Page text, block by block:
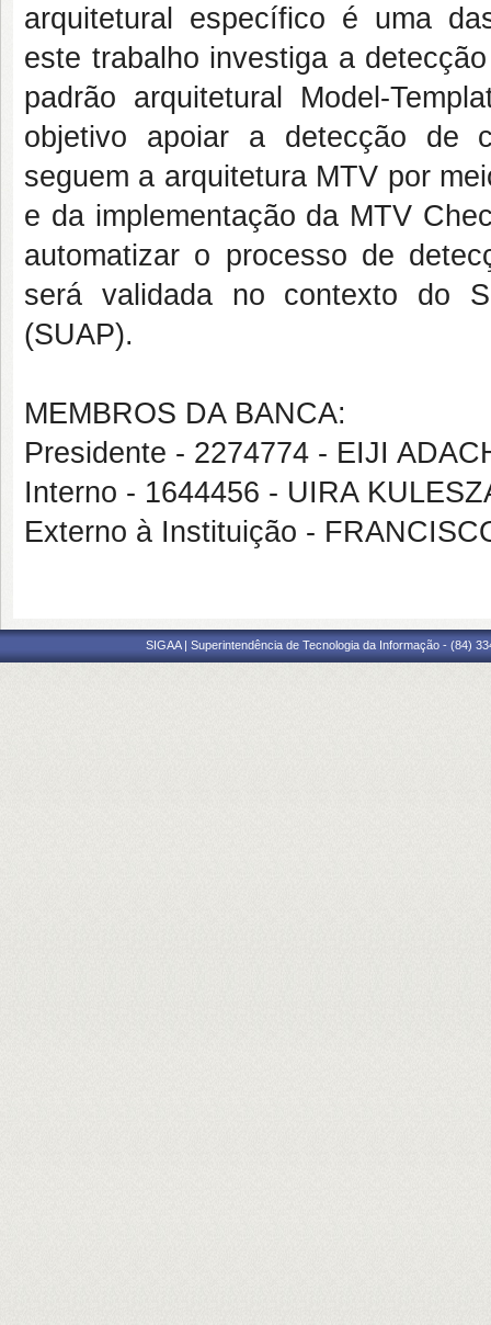
arquitetural específico é uma
este trabalho investiga a
padrão arquitetural Model-
objetivo apoiar a detecção de
seguem a arquitetura MTV por
e da implementação da MTV
automatizar o processo de
será validada no contexto do
(SUAP).
MEMBROS DA BANCA:
Presidente - 2274774 - EIJI
Interno - 1644456 - UIRA
Externo à Instituição -
SIGAA | Superintendência de Tecnologia da Informação - (84)